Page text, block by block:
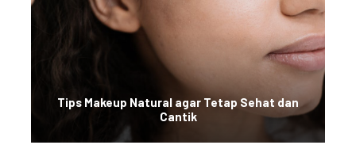
Tips Makeup Natural agar Tetap Sehat dan
Cantik